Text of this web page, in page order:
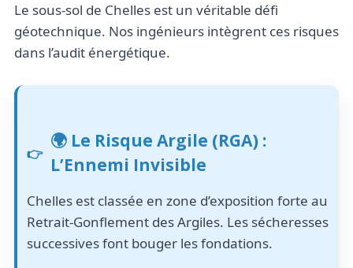
Le sous-sol de Chelles est un véritable défi
géotechnique. Nos ingénieurs intègrent ces risques
dans l’audit énergétique.
🌍 Le Risque Argile (RGA) :
L’Ennemi Invisible
Chelles est classée en zone d’exposition forte au
Retrait-Gonflement des Argiles. Les sécheresses
successives font bouger les fondations.